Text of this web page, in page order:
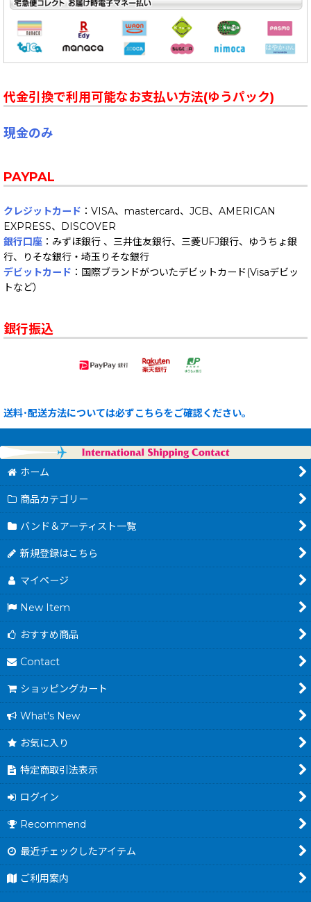
代金引換で利用可能なお支払い方法(ゆうパック)
現金のみ
PAYPAL
クレジットカード ：VISA、mastercard、JCB、AMERICAN
EXPRESS、DISCOVER
銀行口座 ：みずほ銀行 、三井住友銀行、三菱UFJ銀行、ゆうちょ銀
行、りそな銀行・埼玉りそな銀行
デビットカード ：国際ブランドがついたデビットカード(Visaデビッ
トなど）
銀行振込
送料･配送方法については必ずこちらをご確認ください。
ホーム
商品カテゴリー
バンド＆アーティスト一覧
新規登録はこちら
マイページ
New Item
おすすめ商品
Contact
ショッピングカート
What's New
お気に入り
特定商取引法表示
ログイン
Recommend
最近チェックしたアイテム
ご利用案内